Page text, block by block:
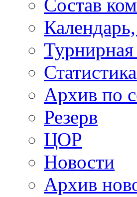
Состав
Турнирная
Архив по
Резерв
ЦОР
Новости
Архив